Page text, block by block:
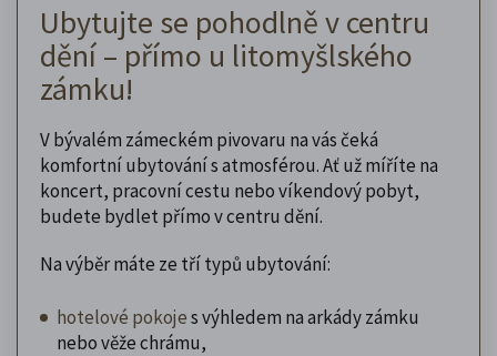
Ubytujte se pohodlně v centru
dění – přímo u litomyšlského
zámku!
V bývalém zámeckém pivovaru na vás čeká
komfortní ubytování s atmosférou. Ať už míříte na
koncert, pracovní cestu nebo víkendový pobyt,
budete bydlet přímo v centru dění.
Na výběr máte ze tří typů ubytování:
hotelové pokojes výhledem na arkády zámku
nebo věže chrámu,